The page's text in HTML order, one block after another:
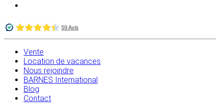
Vente
Location de vacances
Nous rejoindre
BARNES International
Blog
Contact